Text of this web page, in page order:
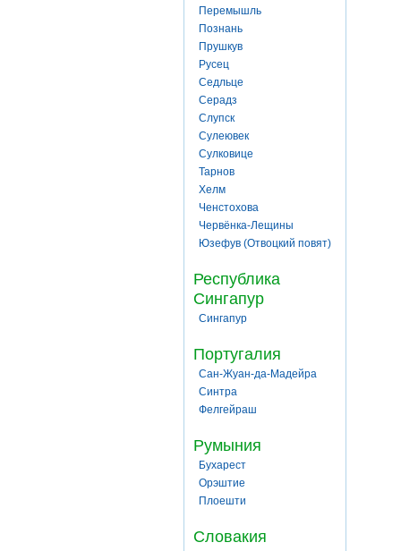
Перемышль
Познань
Прушкув
Русец
Седльце
Серадз
Слупск
Сулеювек
Сулковице
Тарнов
Хелм
Ченстохова
Червёнка-Лещины
Юзефув (Отвоцкий повят)
Республика
Сингапур
Сингапур
Португалия
Сан-Жуан-да-Мадейра
Синтра
Фелгейраш
Румыния
Бухарест
Орэштие
Плоешти
Словакия